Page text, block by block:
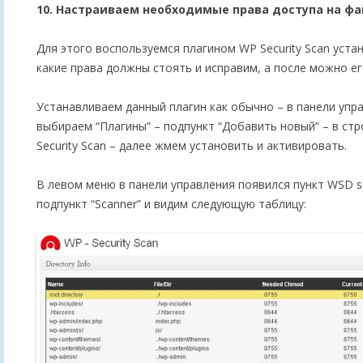
10. Настраиваем необходимые права доступа на
Для этого воспользуемся плагином WP Security Scan
какие права должны стоять и исправим, а после можно
Устанавливаем данный плагин как обычно – в панели
выбираем “Плагины” – подпункт “Добавить новый” – в
Security Scan – далее жмем установить и активировать.
В левом меню в панели управления появился пункт WSD
подпункт “Scanner” и видим следующую таблицу: